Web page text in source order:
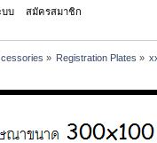
บบ สมัครสมาชิก
» Registration Plates »